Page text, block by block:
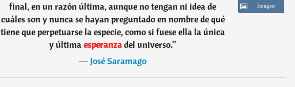
final, en un razón última, aunque no tengan ni idea de
cuáles son y nunca se hayan preguntado en nombre de qué
tiene que perpetuarse la especie, como si fuese ella la única
y últimaesperanzadel universo.”
―José Saramago
Imagen